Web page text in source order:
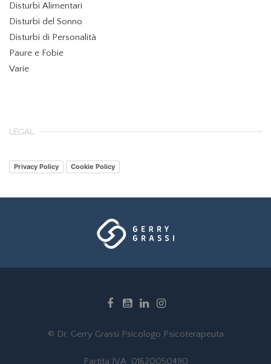
Disturbi Alimentari
Disturbi del Sonno
Disturbi di Personalità
Paure e Fobie
Varie
LEGAL
Privacy Policy Cookie Policy
© Dr. Gerry Grassi Psicologo Psicoterapeuta
Partita IVA: 01620050490